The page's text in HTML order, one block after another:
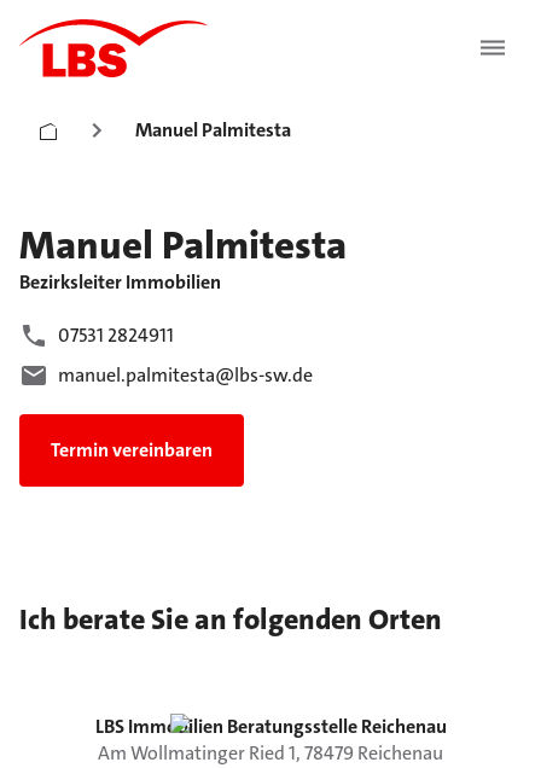
Manuel Palmitesta
Manuel Palmitesta
Bezirksleiter Immobilien
07531 2824911
manuel.palmitesta@lbs-sw.de
Termin vereinbaren
Ich berate Sie an folgenden Orten
LBS Immobilien Beratungsstelle Reichenau
Am Wollmatinger Ried1,78479 Reichenau